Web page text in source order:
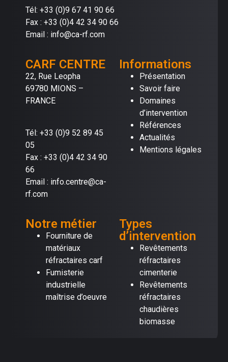
Tél: +33 (0)9 67 41 90 66
Fax : +33 (0)4 42 34 90 66
Email : info@ca-rf.com
CARF CENTRE
22, Rue Leopha
69780 MIONS –
FRANCE
Tél: +33 (0)9 52 89 45
05
Fax : +33 (0)4 42 34 90
66
Email : info.centre@ca-
rf.com
Informations
Présentation
Savoir faire
Domaines
d’intervention
Références
Actualités
Mentions légales
Notre métier
Fourniture de
matériaux
réfractaires carf
Fumisterie
industrielle
maîtrise d’oeuvre
Types
d’intervention
Revêtements
réfractaires
cimenterie
Revêtements
réfractaires
chaudières
biomasse